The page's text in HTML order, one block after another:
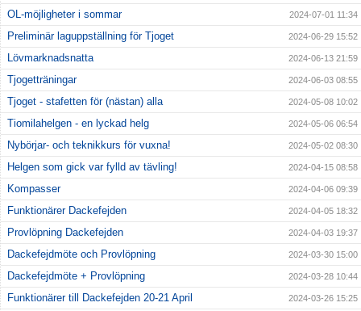
OL-möjligheter i sommar 2024-07-01 11:34
Preliminär laguppställning för Tjoget 2024-06-29 15:52
Lövmarknadsnatta 2024-06-13 21:59
Tjogetträningar 2024-06-03 08:55
Tjoget - stafetten för (nästan) alla 2024-05-08 10:02
Tiomilahelgen - en lyckad helg 2024-05-06 06:54
Nybörjar- och teknikkurs för vuxna! 2024-05-02 08:30
Helgen som gick var fylld av tävling! 2024-04-15 08:58
Kompasser 2024-04-06 09:39
Funktionärer Dackefejden 2024-04-05 18:32
Provlöpning Dackefejden 2024-04-03 19:37
Dackefejdmöte och Provlöpning 2024-03-30 15:00
Dackefejdmöte + Provlöpning 2024-03-28 10:44
Funktionärer till Dackefejden 20-21 April 2024-03-26 15:25